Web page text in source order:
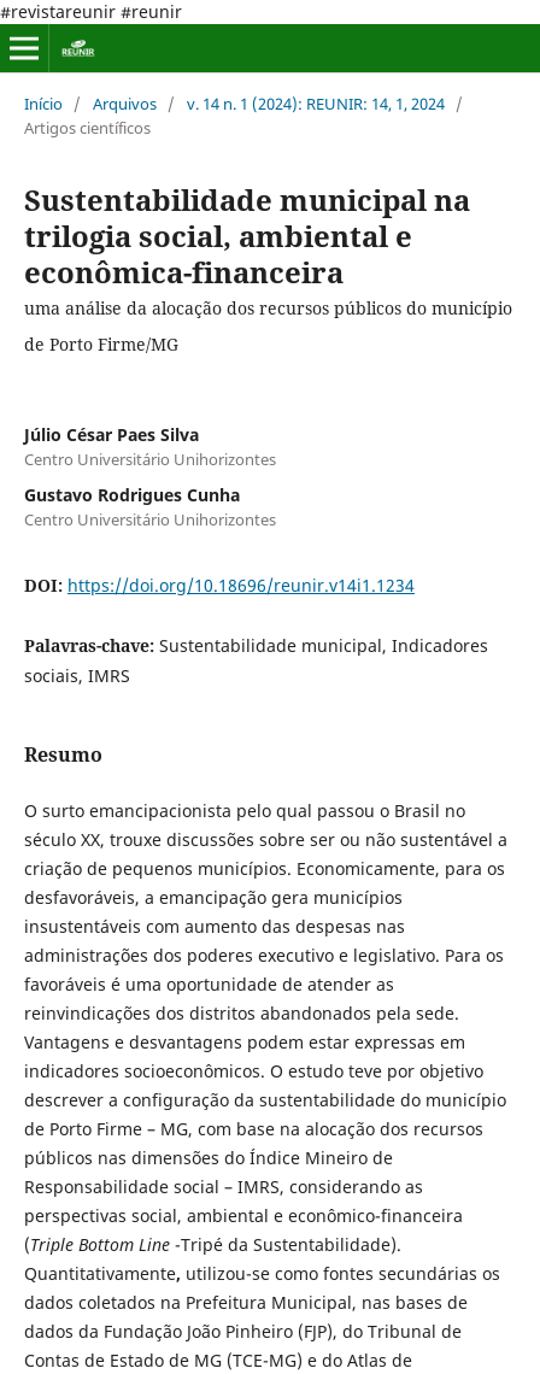
#revistareunir #reunir
Início / Arquivos / v. 14 n. 1 (2024): REUNIR: 14, 1, 2024 /
Artigos científicos
Sustentabilidade municipal na
trilogia social, ambiental e
econômica-financeira
uma análise da alocação dos recursos públicos do município
de Porto Firme/MG
Júlio César Paes Silva
Centro Universitário Unihorizontes
Gustavo Rodrigues Cunha
Centro Universitário Unihorizontes
DOI: https://doi.org/10.18696/reunir.v14i1.1234
Palavras-chave: Sustentabilidade municipal, Indicadores
sociais, IMRS
Resumo
O surto emancipacionista pelo qual passou o Brasil no
século XX, trouxe discussões sobre ser ou não sustentável a
criação de pequenos municípios. Economicamente, para os
desfavoráveis, a emancipação gera municípios
insustentáveis com aumento das despesas nas
administrações dos poderes executivo e legislativo. Para os
favoráveis é uma oportunidade de atender as
reinvindicações dos distritos abandonados pela sede.
Vantagens e desvantagens podem estar expressas em
indicadores socioeconômicos. O estudo teve por objetivo
descrever a configuração da sustentabilidade do município
de Porto Firme – MG, com base na alocação dos recursos
públicos nas dimensões do Índice Mineiro de
Responsabilidade social – IMRS, considerando as
perspectivas social, ambiental e econômico-financeira
(Triple Bottom Line-Tripé da Sustentabilidade).
Quantitativamente, utilizou-se como fontes secundárias os
dados coletados na Prefeitura Municipal, nas bases de
dados da Fundação João Pinheiro (FJP), do Tribunal de
Contas de Estado de MG (TCE-MG) e do Atlas de